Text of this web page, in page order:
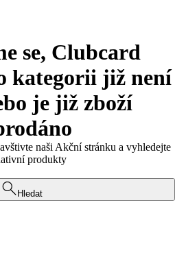
se, Clubcard
kategorii již není
je již zboží
naši Akční stránku a vyhledejte
produkty
Hledat